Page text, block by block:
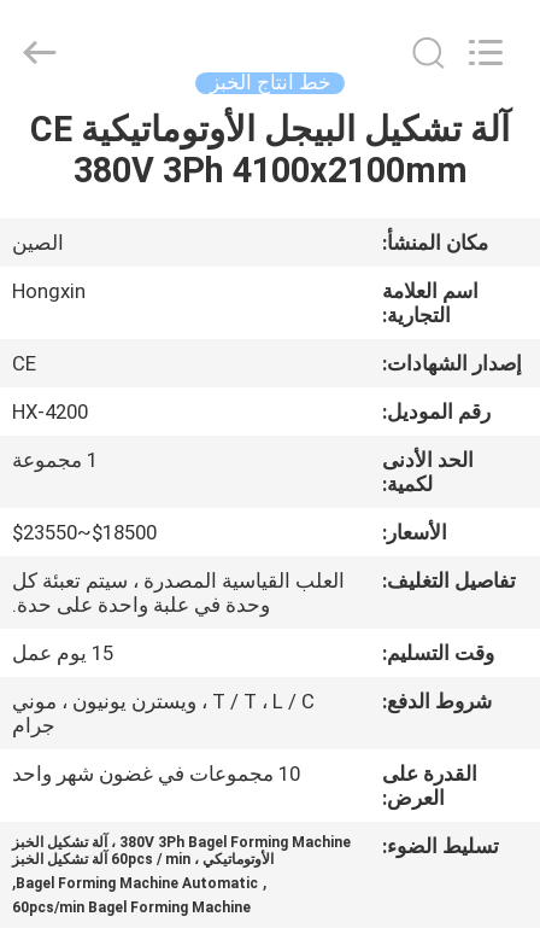
المنزل
برنامج
حولنا
جولة
المصنع
مراقبة
الجودة
اتصل
Machinery
Rights
خط انتاج الخبز
آلة تشكيل البيجل الأوتوماتيكية CE
380V 3Ph 4100x2100mm
مكان المنشأ:
الصين
اسم العلامة
التجارية:
Hongxin
إصدار الشهادات:
CE
رقم الموديل:
HX-4200
الحد الأدنى
لكمية:
1 مجموعة
الأسعار:
$18500~$23550
تفاصيل التغليف:
العلب القياسية المصدرة ، سيتم تعبئة كل
وحدة في علبة واحدة على حدة.
وقت التسليم:
15 يوم عمل
شروط الدفع:
T / T ، L / C ، ويسترن يونيون ، موني
جرام
القدرة على
العرض:
10 مجموعات في غضون شهر واحد
تسليط الضوء:
380V 3Ph Bagel Forming Machine ، آلة تشكيل الخبز
الأوتوماتيكي ، 60pcs / min آلة تشكيل الخبز
,
Bagel Forming Machine Automatic
,
60pcs/min Bagel Forming Machine